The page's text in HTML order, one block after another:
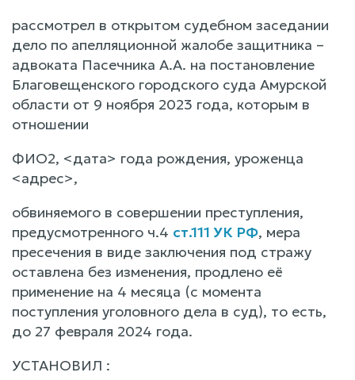
рассмотрел в открытом судебном заседании
дело по апелляционной жалобе защитника –
адвоката Пасечника А.А. на постановление
Благовещенского городского суда Амурской
области от 9 ноября 2023 года, которым в
отношении
ФИО2, <дата> года рождения, уроженца
<адрес>,
обвиняемого в совершении преступления,
предусмотренного ч.4 ст.111 УК РФ, мера
пресечения в виде заключения под стражу
оставлена без изменения, продлено её
применение на 4 месяца (с момента
поступления уголовного дела в суд), то есть,
до 27 февраля 2024 года.
УСТАНОВИЛ :